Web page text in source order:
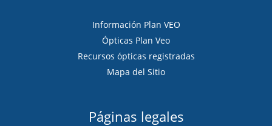
Información Plan VEO
Ópticas Plan Veo
Recursos ópticas registradas
Mapa del Sitio
Páginas legales